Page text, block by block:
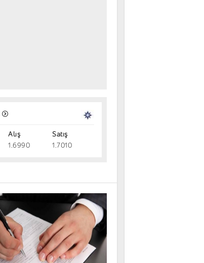
avroluq lotereya biletini
atdı
07.08.2026
Alış
Satış
1.6990 1.7010